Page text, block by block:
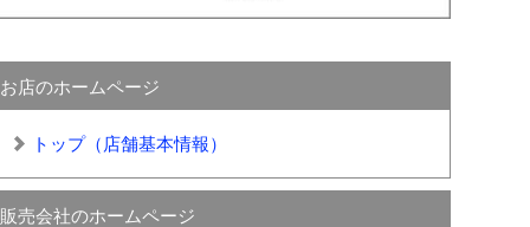
お店のホームページ
トップ（店舗基本情報）
販売会社のホームページ